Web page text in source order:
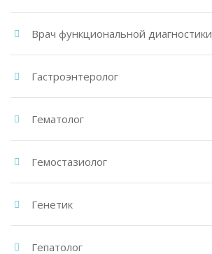
Врач функциональной диагностики
Гастроэнтеролог
Гематолог
Гемостазиолог
Генетик
Гепатолог